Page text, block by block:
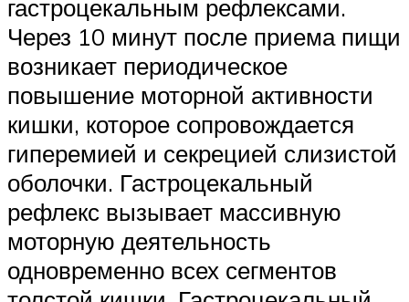
гастроцекальным рефлексами.
Через 10 минут после приема пищи
возникает периодическое
повышение моторной активности
кишки, которое сопровождается
гиперемией и секрецией слизистой
оболочки. Гастроцекальный
рефлекс вызывает массивную
моторную деятельность
одновременно всех сегментов